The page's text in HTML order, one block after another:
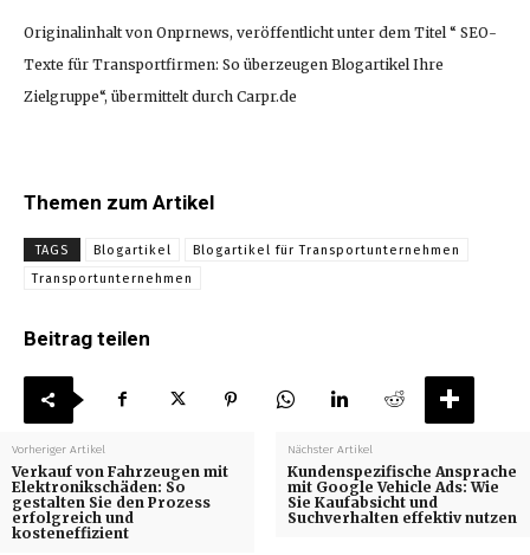
Originalinhalt von Onprnews, veröffentlicht unter dem Titel “ SEO-
Texte für Transportfirmen: So überzeugen Blogartikel Ihre
Zielgruppe“, übermittelt durch Carpr.de
Themen zum Artikel
TAGS Blogartikel
Blogartikel für Transportunternehmen
Transportunternehmen
Beitrag teilen
Vorheriger Artikel
Verkauf von Fahrzeugen mit
Elektronikschäden: So
gestalten Sie den Prozess
erfolgreich und
kosteneffizient
Nächster Artikel
Kundenspezifische Ansprache
mit Google Vehicle Ads: Wie
Sie Kaufabsicht und
Suchverhalten effektiv nutzen